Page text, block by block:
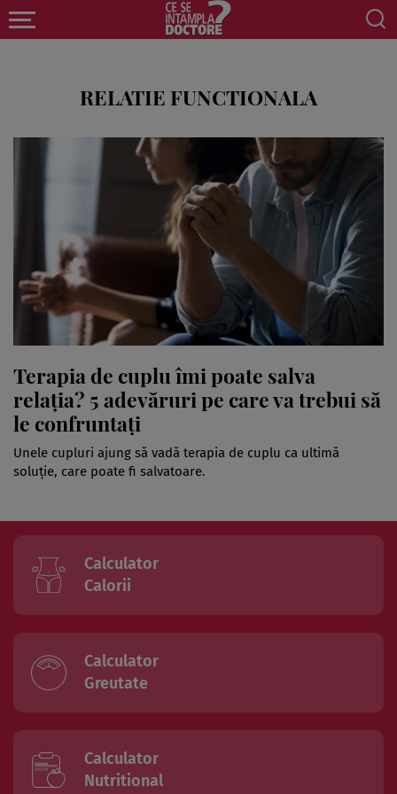
RELATIE FUNCTIONALA
Terapia de cuplu îmi poate salva
relația? 5 adevăruri pe care va trebui să
le confruntați
Unele cupluri ajung să vadă terapia de cuplu ca ultimă
soluție, care poate fi salvatoare.
Calculator
Calorii
Calculator
Greutate
Calculator
Nutritional